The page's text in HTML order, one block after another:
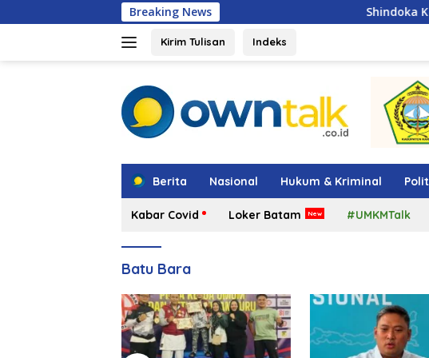
ke
Breaking News Shindoka Kepri Raih Dua Emas di
Kirim Tulisan Indeks
Berita Nasional Hukum & Kriminal
Kabar Covid Loker Batam #UMKMTalk
Batu Bara